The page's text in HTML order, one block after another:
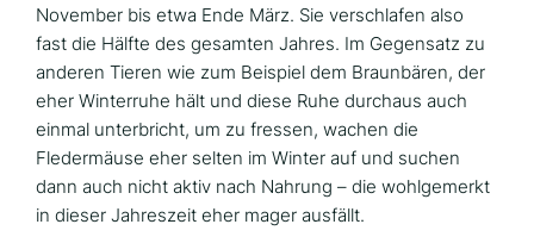
November bis etwa Ende März. Sie verschlafen also
fast die Hälfte des gesamten Jahres. Im Gegensatz zu
anderen Tieren wie zum Beispiel dem Braunbären, der
eher Winterruhe hält und diese Ruhe durchaus auch
einmal unterbricht, um zu fressen, wachen die
Fledermäuse eher selten im Winter auf und suchen
dann auch nicht aktiv nach Nahrung – die wohlgemerkt
in dieser Jahreszeit eher mager ausfällt.